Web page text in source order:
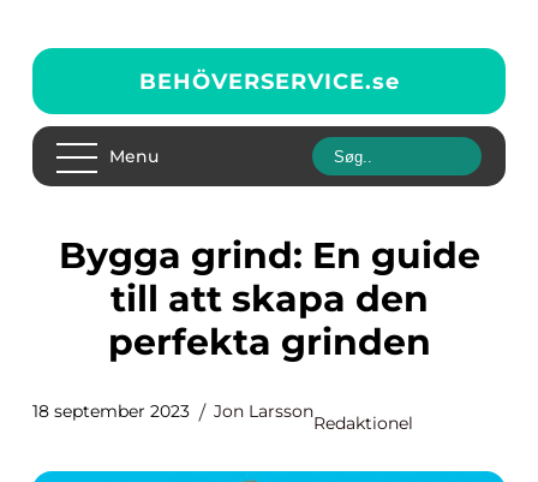
BEHÖVERSERVICE.se
Menu
Bygga grind: En guide
till att skapa den
perfekta grinden
18 september 2023 Jon Larsson
Redaktionel